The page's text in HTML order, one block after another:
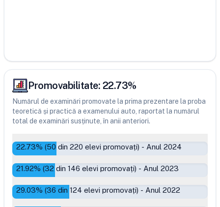
Promovabilitate: 22.73%
Numărul de examinări promovate la prima prezentare la proba
teoretică și practică a examenului auto, raportat la numărul
total de examinări susținute, în anii anteriori.
22.73% (50 din 220 elevi promovați) - Anul 2024
21.92% (32 din 146 elevi promovați) - Anul 2023
29.03% (36 din 124 elevi promovați) - Anul 2022